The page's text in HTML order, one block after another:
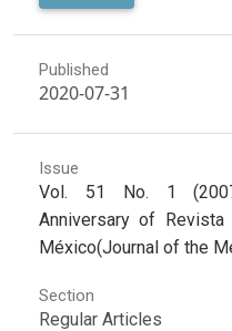
Published
2020-07-31
Issue
Vol. 51 No. 1
Anniversary of
México(Journal of the
Section
Regular Articles